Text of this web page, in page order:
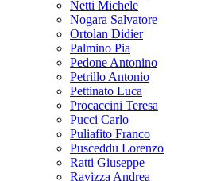
Netti Michele
Nogara Salvatore
Ortolan Didier
Palmino Pia
Pedone Antonino
Petrillo Antonio
Pettinato Luca
Procaccini Teresa
Pucci Carlo
Puliafito Franco
Pusceddu Lorenzo
Ratti Giuseppe
Ravizza Andrea